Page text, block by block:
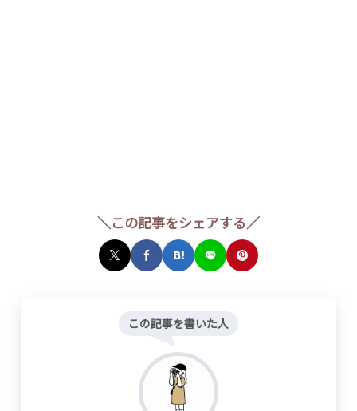
＼この記事をシェアする／
この記事を書いた人